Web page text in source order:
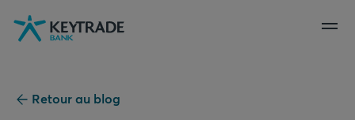
Aller
Aller
Aller
au
Retour au blog